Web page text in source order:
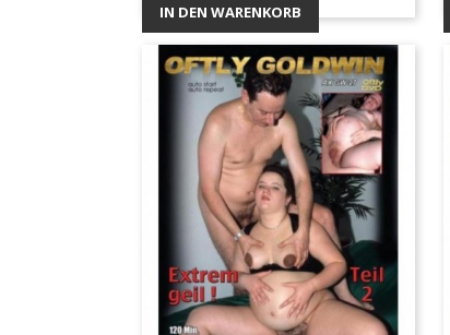
IN DEN WARENKORB